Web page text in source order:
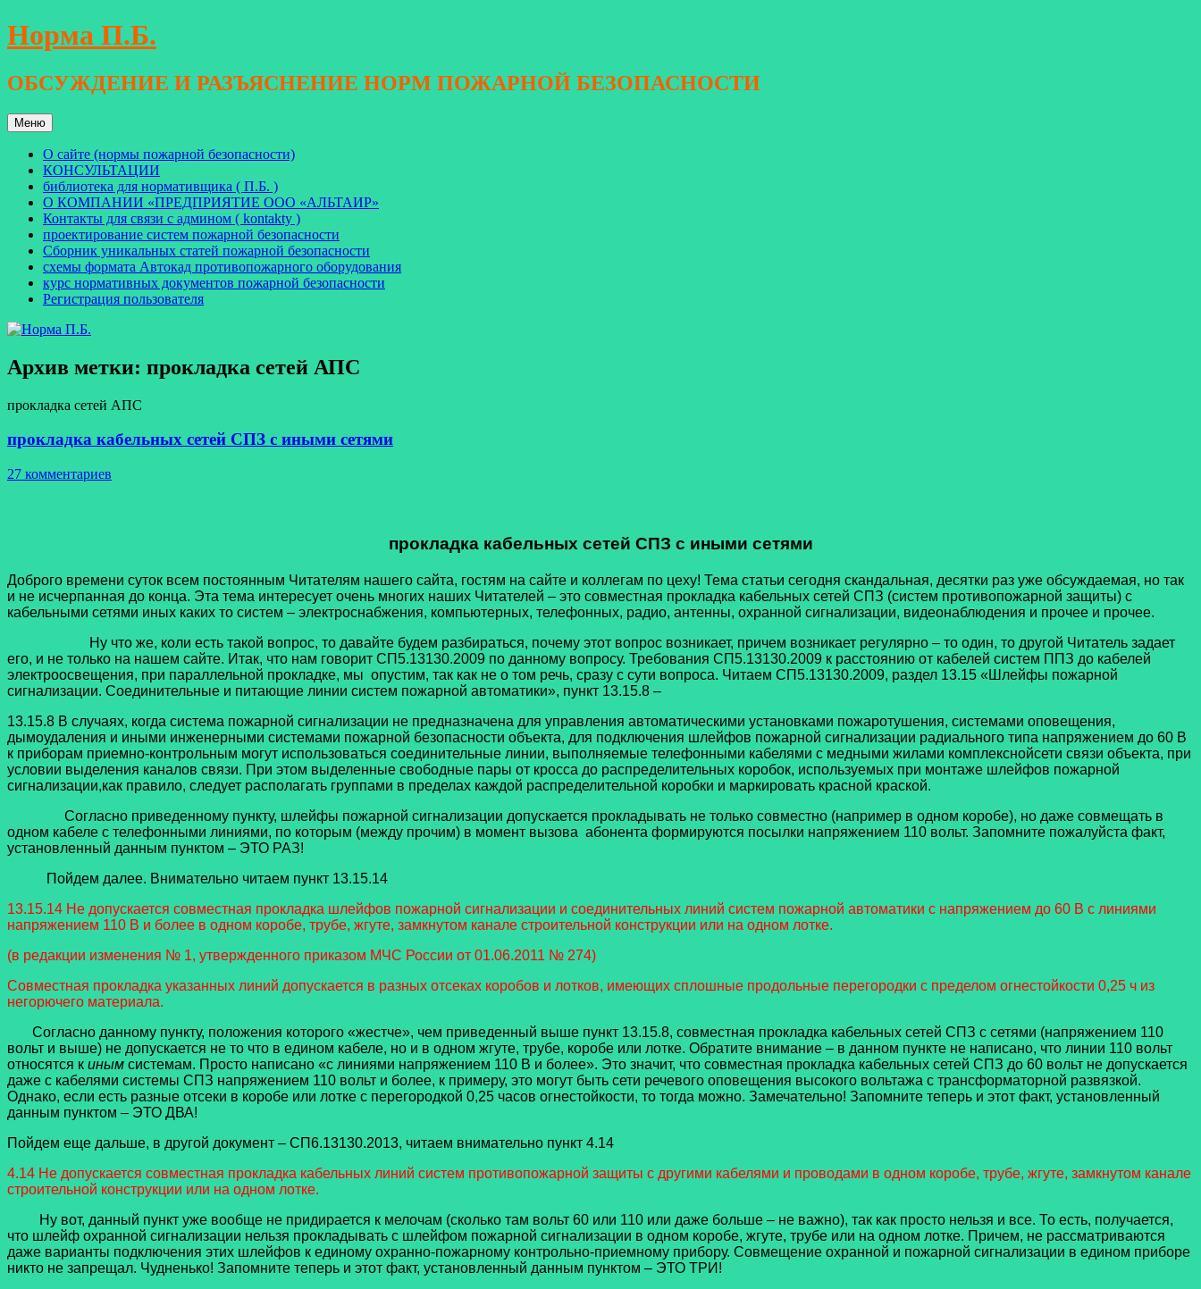
Перейти
к
Норма П.Б.
ОБСУЖДЕНИЕ И РАЗЪЯСНЕНИЕ НОРМ ПОЖАРНОЙ БЕЗОПАСНОСТИ
Меню
О сайте (нормы пожарной безопасности)
КОНСУЛЬТАЦИИ
библиотека для нормативщика ( П.Б. )
О КОМПАНИИ «ПРЕДПРИЯТИЕ ООО «АЛЬТАИР»
Контакты для связи с админом ( kontakty )
проектирование систем пожарной безопасности
Сборник уникальных статей пожарной безопасности
схемы формата Автокад противопожарного оборудования
курс нормативных документов пожарной безопасности
Регистрация пользователя
Архив метки: прокладка сетей АПС
прокладка сетей АПС
прокладка кабельных сетей СПЗ с иными сетями
27 комментариев
прокладка кабельных сетей СПЗ с иными сетями
Доброго времени суток всем постоянным Читателям нашего сайта, гостям на сайте и коллегам по цеху! Тема статьи сегодня скандальная, десятки раз уже обсуждаемая, но так
и не исчерпанная до конца. Эта тема интересует очень многих наших Читателей – это совместная прокладка кабельных сетей СПЗ (систем противопожарной защиты) с
кабельными сетями иных каких то систем – электроснабжения, компьютерных, телефонных, радио, антенны, охранной сигнализации, видеонаблюдения и прочее и прочее.
Ну что же, коли есть такой вопрос, то давайте будем разбираться, почему этот вопрос возникает, причем возникает регулярно – то один, то другой Читатель задает
его, и не только на нашем сайте. Итак, что нам говорит СП5.13130.2009 по данному вопросу. Требования СП5.13130.2009 к расстоянию от кабелей систем ППЗ до кабелей
электроосвещения, при параллельной прокладке, мы опустим, так как не о том речь, сразу с сути вопроса. Читаем СП5.13130.2009, раздел 13.15 «Шлейфы пожарной
сигнализации. Соединительные и питающие линии систем пожарной автоматики», пункт 13.15.8 –
13.15.8 В случаях, когда система пожарной сигнализации не предназначена для управления автоматическими установками пожаротушения, системами оповещения,
дымоудаления и иными инженерными системами пожарной безопасности объекта, для подключения шлейфов пожарной сигнализации радиального типа напряжением до 60 В
к приборам приемно-контрольным могут использоваться соединительные линии, выполняемые телефонными кабелями с медными жилами комплекснойсети связи объекта, при
условии выделения каналов связи. При этом выделенные свободные пары от кросса до распределительных коробок, используемых при монтаже шлейфов пожарной
сигнализации,как правило, следует располагать группами в пределах каждой распределительной коробки и маркировать красной краской.
Согласно приведенному пункту, шлейфы пожарной сигнализации допускается прокладывать не только совместно (например в одном коробе), но даже совмещать в
одном кабеле с телефонными линиями, по которым (между прочим) в момент вызова абонента формируются посылки напряжением 110 вольт. Запомните пожалуйста факт,
установленный данным пунктом – ЭТО РАЗ!
Пойдем далее. Внимательно читаем пункт 13.15.14
13.15.14 Не допускается совместная прокладка шлейфов пожарной сигнализации и соединительных линий систем пожарной автоматики с напряжением до 60 В с линиями
напряжением 110 В и более в одном коробе, трубе, жгуте, замкнутом канале строительной конструкции или на одном лотке.
(в редакции изменения № 1, утвержденного приказом МЧС России от 01.06.2011 № 274)
Совместная прокладка указанных линий допускается в разных отсеках коробов и лотков, имеющих сплошные продольные перегородки с пределом огнестойкости 0,25 ч из
негорючего материала.
Согласно данному пункту, положения которого «жестче», чем приведенный выше пункт 13.15.8, совместная прокладка кабельных сетей СПЗ с сетями (напряжением 110
вольт и выше) не допускается не то что в едином кабеле, но и в одном жгуте, трубе, коробе или лотке. Обратите внимание – в данном пункте не написано, что линии 110 вольт
относятся к иным системам. Просто написано «с линиями напряжением 110 В и более». Это значит, что совместная прокладка кабельных сетей СПЗ до 60 вольт не допускается
даже с кабелями системы СПЗ напряжением 110 вольт и более, к примеру, это могут быть сети речевого оповещения высокого вольтажа с трансформаторной развязкой.
Однако, если есть разные отсеки в коробе или лотке с перегородкой 0,25 часов огнестойкости, то тогда можно. Замечательно! Запомните теперь и этот факт, установленный
данным пунктом – ЭТО ДВА!
Пойдем еще дальше, в другой документ – СП6.13130.2013, читаем внимательно пункт 4.14
4.14 Не допускается совместная прокладка кабельных линий систем противопожарной защиты с другими кабелями и проводами в одном коробе, трубе, жгуте, замкнутом канале
строительной конструкции или на одном лотке.
Ну вот, данный пункт уже вообще не придирается к мелочам (сколько там вольт 60 или 110 или даже больше – не важно), так как просто нельзя и все. То есть, получается,
что шлейф охранной сигнализации нельзя прокладывать с шлейфом пожарной сигнализации в одном коробе, жгуте, трубе или на одном лотке. Причем, не рассматриваются
даже варианты подключения этих шлейфов к единому охранно-пожарному контрольно-приемному прибору. Совмещение охранной и пожарной сигнализации в едином приборе
никто не запрещал. Чудненько! Запомните теперь и этот факт, установленный данным пунктом – ЭТО ТРИ!